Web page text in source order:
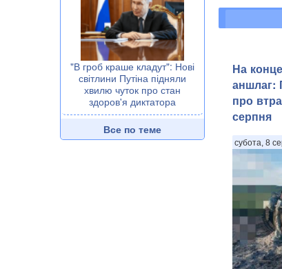
"В гроб краше кладут": Нові
світлини Путіна підняли
хвилю чуток про стан
здоров'я диктатора
Все по теме
На
аншлаг:
про
серпня
субота, 8